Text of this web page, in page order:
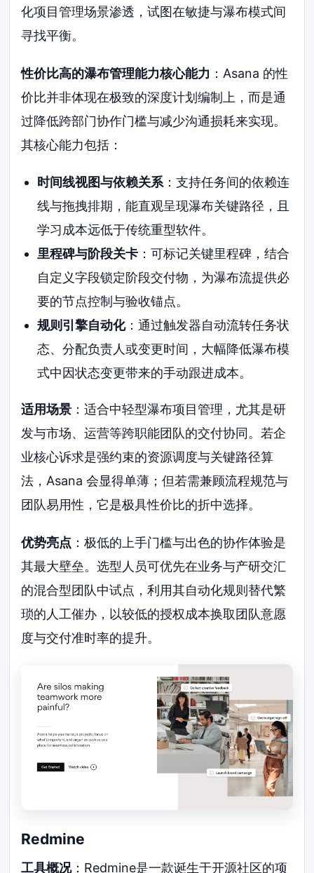
化项目管理场景渗透，试图在敏捷与瀑布模式间
寻找平衡。
性价比高的瀑布管理能力核心能力 ：Asana 的性
价比并非体现在极致的深度计划编制上，而是通
过降低跨部门协作门槛与减少沟通损耗来实现。
其核心能力包括：
时间线视图与依赖关系：支持任务间的依赖连
线与拖拽排期，能直观呈现瀑布关键路径，且
学习成本远低于传统重型软件。
里程碑与阶段关卡：可标记关键里程碑，结合
自定义字段锁定阶段交付物，为瀑布流提供必
要的节点控制与验收锚点。
规则引擎自动化：通过触发器自动流转任务状
态、分配负责人或变更时间，大幅降低瀑布模
式中因状态变更带来的手动跟进成本。
适用场景 ：适合中轻型瀑布项目管理，尤其是研
发与市场、运营等跨职能团队的交付协同。若企
业核心诉求是强约束的资源调度与关键路径算
法，Asana 会显得单薄；但若需兼顾流程规范与
团队易用性，它是极具性价比的折中选择。
优势亮点 ：极低的上手门槛与出色的协作体验是
其最大壁垒。选型人员可优先在业务与产研交汇
的混合型团队中试点，利用其自动化规则替代繁
琐的人工催办，以较低的授权成本换取团队意愿
度与交付准时率的提升。
Redmine
工具概况：Redmine是一款诞生于开源社区的项